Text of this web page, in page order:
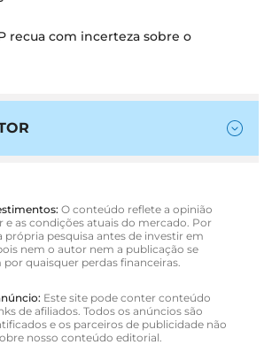
recua com incerteza sobre o
O conteúdo reflete a opinião
e as condições atuais do mercado. Por
própria pesquisa antes de investir em
nem o autor nem a publicação se
quaisquer perdas financeiras.
Este site pode conter conteúdo
de afiliados. Todos os anúncios são
e os parceiros de publicidade não
nosso conteúdo editorial.